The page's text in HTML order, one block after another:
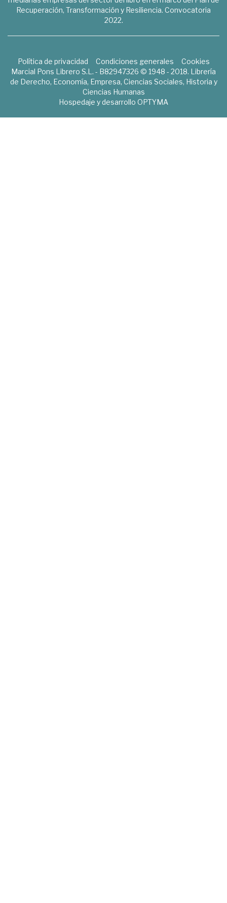
Recuperación, Transformación y Resiliencia. Convocatoria
2022.
Política de privacidad Condiciones generales
Cookies
Marcial Pons Librero S.L. - B82947326 © 1948 - 2018. Librería
de Derecho, Economía, Empresa, Ciencias Sociales, Historia y
Ciencias Humanas
Hospedaje y desarrollo OPTYMA